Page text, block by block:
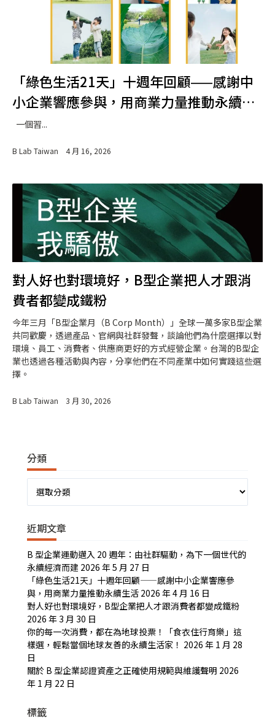
「綠色生活21天」十週年回顧——感謝中
小企業響應參與，用商業力量推動永續生
活
一個習...
B Lab Taiwan 4 月 16, 2026
對人好也對環境好，B型企業把人才跟消
費者都變成鐵粉
今年三月「B型企業月（B Corp Month）」全球一萬多家B型企業
共同歡慶，透過產品、官網與社群發聲，談論他們為什麼選擇以對
環境、員工、消費者、供應商更好的方式經營企業。台灣的B型企
業也透過各種活動與內容，分享他們在不同產業中如何實踐這些選
擇。
B Lab Taiwan 3 月 30, 2026
分類
近期文章
B 型企業運動邁入 20 週年：由社群驅動，為下一個世代的
永續經濟而建 2026 年 5 月 27 日
「綠色生活21天」十週年回顧——感謝中小企業響應參
與，用商業力量推動永續生活 2026 年 4 月 16 日
對人好也對環境好，B型企業把人才跟消費者都變成鐵粉
2026 年 3 月 30 日
你的每一次消費，都在為地球投票！「食衣住行育樂」這
樣選，輕鬆當個地球友善的永續生活家！ 2026 年 1 月 28
日
關於 B 型企業認證資產之正確使用規範與維護聲明 2026
年 1 月 22 日
標籤